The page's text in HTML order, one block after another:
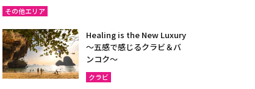
その他エリア
Healing is the New Luxury
～五感で感じるクラビ＆バ
ンコク～
クラビ